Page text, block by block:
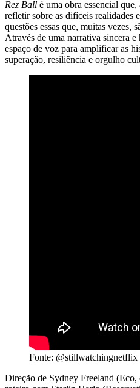
Rez Ball é uma obra essencial
refletir sobre as difíceis realidades
questões essas que, muitas vezes,
Através de uma narrativa sincera
espaço de voz para amplificar as
superação, resiliência e orgulho
Fonte: @stillwatchingnetflix
Direção de Sydney Freeland